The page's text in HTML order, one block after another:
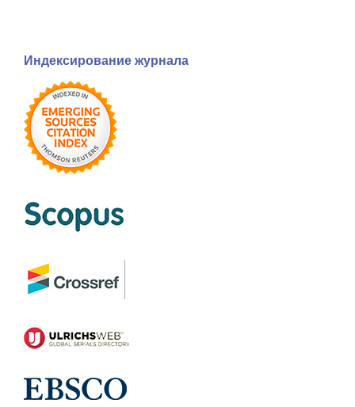
Индексирование журнала